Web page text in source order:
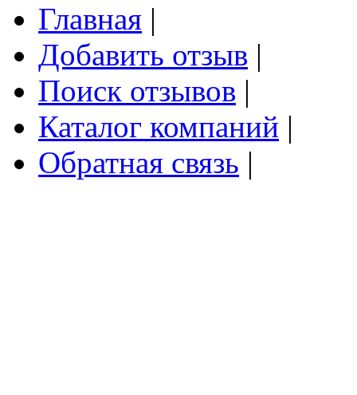
Главная |
Добавить отзыв |
Поиск отзывов |
Каталог компаний |
Обратная связь |